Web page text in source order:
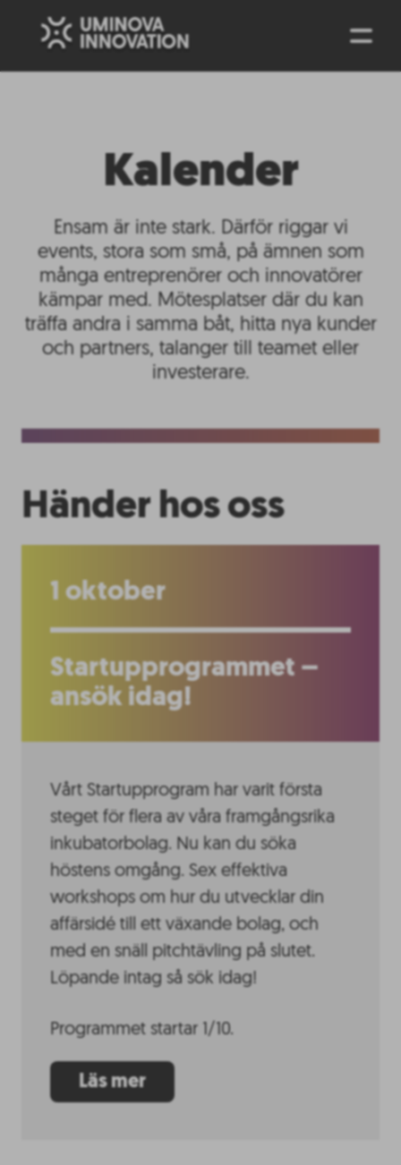
Kalender
Ensam är inte stark. Därför riggar vi
events, stora som små, på ämnen som
många entreprenörer och innovatörer
kämpar med. Mötesplatser där du kan
träffa andra i samma båt, hitta nya kunder
och partners, talanger till teamet eller
investerare.
Händer hos oss
1 oktober
Startupprogrammet –
ansök idag!
Vårt Startupprogram har varit första
steget för flera av våra framgångsrika
inkubatorbolag. Nu kan du söka
höstens omgång. Sex effektiva
workshops om hur du utvecklar din
affärsidé till ett växande bolag, och
med en snäll pitchtävling på slutet.
Löpande intag så sök idag!
Programmet startar 1/10.
Läs mer